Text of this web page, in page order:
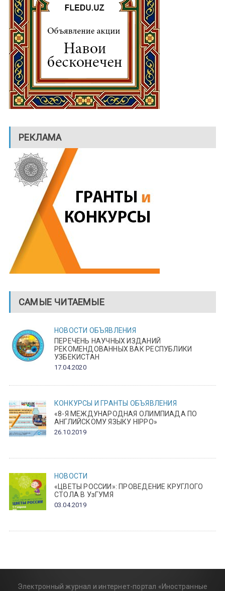
РЕКЛАМА
САМЫЕ ЧИТАЕМЫЕ
НОВОСТИ ОБЪЯВЛЕНИЯ
ПЕРЕЧЕНЬ НАУЧНЫХ ИЗДАНИЙ
РЕКОМЕНДОВАННЫХ ВАК РЕСПУБЛИКИ
УЗБЕКИСТАН
17.04.2020
КОНКУРСЫ И ГРАНТЫ ОБЪЯВЛЕНИЯ
«8-Я МЕЖДУНАРОДНАЯ ОЛИМПИАДА ПО
АНГЛИЙСКОМУ ЯЗЫКУ HIPPO»
26.10.2019
НОВОСТИ
«ЦВЕТЫ РОССИИ»: ПРОВЕДЕНИЕ КРУГЛОГО
СТОЛА В УзГУМЯ
03.04.2019
Электронный журнал и интернет-портал «Иностранные